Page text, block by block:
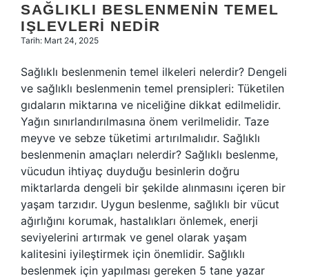
SAĞLIKLI BESLENMENIN TEMEL
IŞLEVLERI NEDIR
Tarih: Mart 24, 2025
Sağlıklı beslenmenin temel ilkeleri nelerdir? Dengeli
ve sağlıklı beslenmenin temel prensipleri: Tüketilen
gıdaların miktarına ve niceliğine dikkat edilmelidir.
Yağın sınırlandırılmasına önem verilmelidir. Taze
meyve ve sebze tüketimi artırılmalıdır. Sağlıklı
beslenmenin amaçları nelerdir? Sağlıklı beslenme,
vücudun ihtiyaç duyduğu besinlerin doğru
miktarlarda dengeli bir şekilde alınmasını içeren bir
yaşam tarzıdır. Uygun beslenme, sağlıklı bir vücut
ağırlığını korumak, hastalıkları önlemek, enerji
seviyelerini artırmak ve genel olarak yaşam
kalitesini iyileştirmek için önemlidir. Sağlıklı
beslenmek için yapılması gereken 5 tane yazar